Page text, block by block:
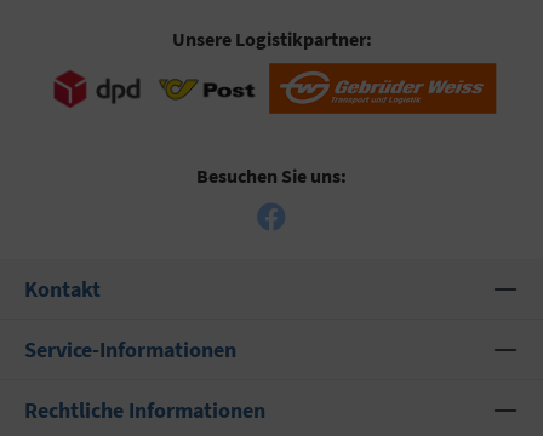
Unsere Logistikpartner:
Besuchen Sie uns:
Kontakt
Service-Informationen
Rechtliche Informationen